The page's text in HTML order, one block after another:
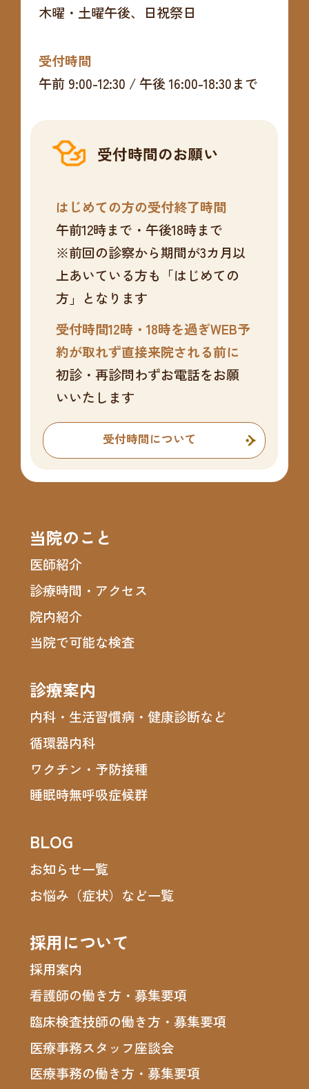
木曜・土曜午後、日祝祭日
受付時間
午前 9:00-12:30 / 午後 16:00-18:30まで
受付時間のお願い
はじめての方の受付終了時間
午前12時まで・午後18時まで
※前回の診察から期間が3カ月以
上あいている方も「はじめての
方」となります
受付時間12時・18時を過ぎWEB予
約が取れず直接来院される前に
初診・再診問わずお電話をお願
いいたします
受付時間について
当院のこと
医師紹介
診療時間・アクセス
院内紹介
当院で可能な検査
診療案内
内科・生活習慣病・健康診断など
循環器内科
ワクチン・予防接種
睡眠時無呼吸症候群
BLOG
お知らせ一覧
お悩み（症状）など一覧
採用について
採用案内
看護師の働き方・募集要項
臨床検査技師の働き方・募集要項
医療事務スタッフ座談会
医療事務の働き方・募集要項